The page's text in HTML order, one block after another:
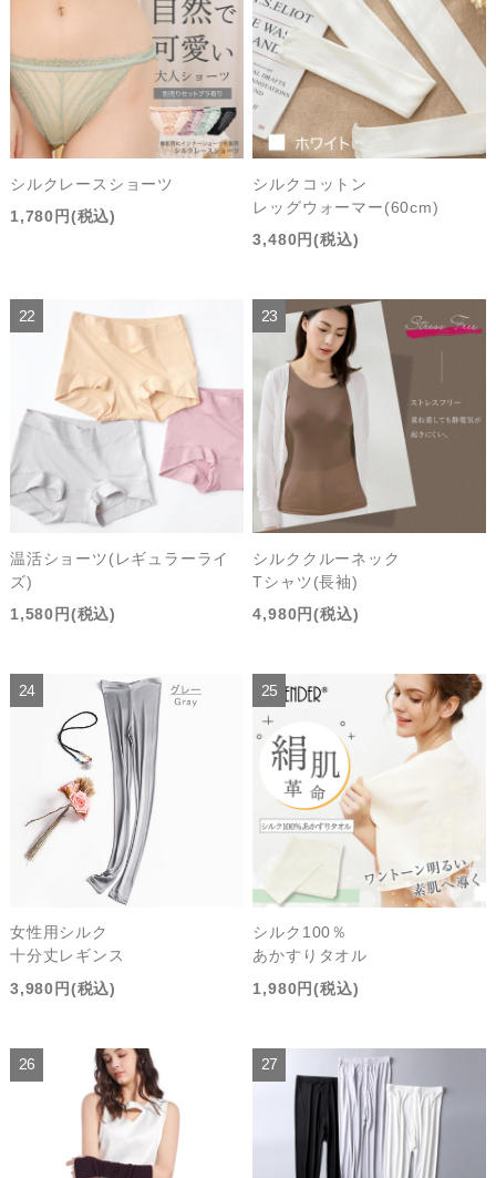
シルクレースショーツ
1,780円(税込)
シルクコットン
レッグウォーマー(60cm)
3,480円(税込)
温活ショーツ(レギュラーライ
ズ)
1,580円(税込)
シルククルーネック
Tシャツ(長袖)
4,980円(税込)
女性用シルク
十分丈レギンス
3,980円(税込)
シルク100％
あかすりタオル
1,980円(税込)